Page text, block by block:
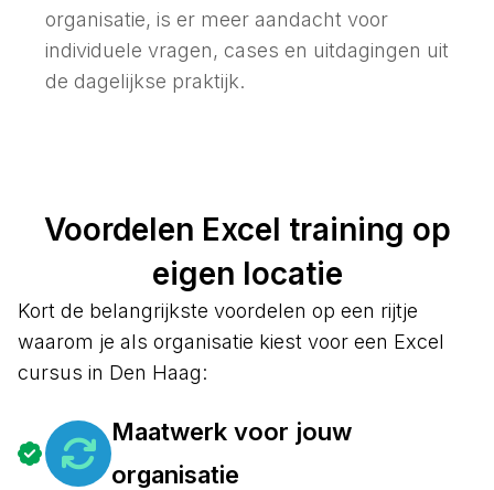
organisatie, is er meer aandacht voor
individuele vragen, cases en uitdagingen uit
de dagelijkse praktijk.
Voordelen Excel training op
eigen locatie
Kort de belangrijkste voordelen op een rijtje
waarom je als organisatie kiest voor een Excel
cursus in Den Haag:
Maatwerk voor jouw
organisatie